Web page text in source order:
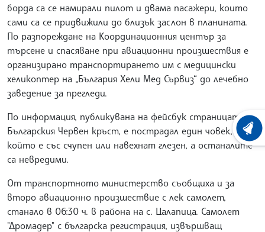
борда са се намирали пилот и двама пасажери, които
сами са се придвижили до близък заслон в планината.
По разпореждане на Координационния център за
търсене и спасяване при авиационни произшествия е
организирано транспортирането им с медицински
хеликоптер на „България Хели Мед Сървиз“ до лечебно
заведение за прегледи.
По информация, публикувана на фейсбук страницата на
Българския Червен кръст, е пострадал един човек,
който е със счупен или навехнат глезен, а останалите
са невредими.
От транспортното министерство съобщиха и за
второ авиационно произшествие с лек самолет,
станало в 06:30 ч. в района на с. Цалапица. Самолет
"Дромадер" с българска регистрация, извършващ